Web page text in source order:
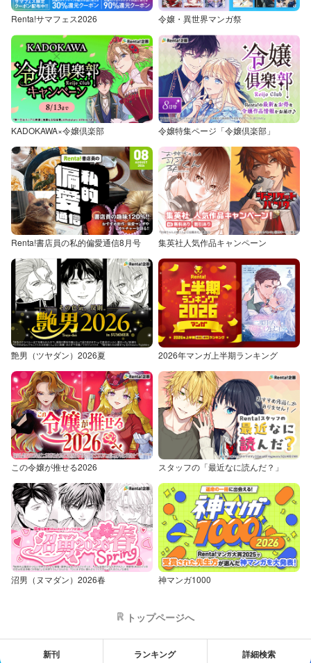
Renta!サマフェス2026 令嬢・異世界マンガ祭
KADOKAWA×令嬢倶楽部 令嬢特集ページ「令嬢倶楽部」
Renta!書店員の私的偏愛通信8月号 集英社人気作品キャンペーン
艶男（ツヤダン）2026夏 2026年マンガ上半期ランキング
この令嬢が推せる2026 スタッフの「最近なに読んだ？」
沼男（ヌマダン）2026春 神マンガ1000
トップページへ
新刊 ランキング 詳細検索